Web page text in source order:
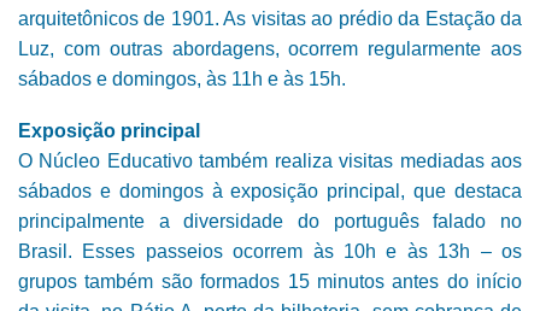
arquitetônicos de 1901. As visitas ao prédio da Estação da
Luz, com outras abordagens, ocorrem regularmente aos
sábados e domingos, às 11h e às 15h.
Exposição principal
O Núcleo Educativo também realiza visitas mediadas aos
sábados e domingos à exposição principal, que destaca
principalmente a diversidade do português falado no
Brasil. Esses passeios ocorrem às 10h e às 13h – os
grupos também são formados 15 minutos antes do início